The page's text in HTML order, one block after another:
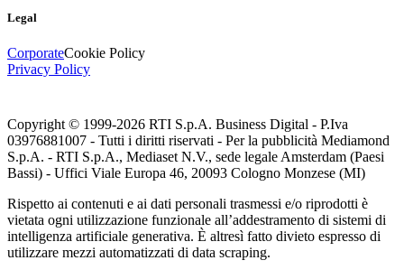
Legal
CorporateCookie Policy
Privacy Policy
Copyright © 1999-2026 RTI S.p.A. Business Digital - P.Iva
03976881007 - Tutti i diritti riservati - Per la pubblicità Mediamond
S.p.A. - RTI S.p.A., Mediaset N.V., sede legale Amsterdam (Paesi
Bassi) - Uffici Viale Europa 46, 20093 Cologno Monzese (MI)
Rispetto ai contenuti e ai dati personali trasmessi e/o riprodotti è
vietata ogni utilizzazione funzionale all’addestramento di sistemi di
intelligenza artificiale generativa. È altresì fatto divieto espresso di
utilizzare mezzi automatizzati di data scraping.